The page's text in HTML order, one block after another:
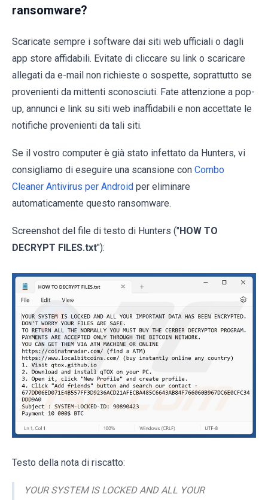
ransomware?
Scaricate sempre i software dai siti web ufficiali o dagli
app store affidabili. Evitate di cliccare su link o scaricare
allegati da e-mail non richieste o sospette, soprattutto se
provenienti da mittenti sconosciuti. Fate attenzione a pop-
up, annunci e link su siti web inaffidabili e non accettate le
notifiche provenienti da tali siti.
Se il vostro computer è già stato infettato da Hunters, vi
consigliamo di eseguire una scansione con Combo
Cleaner Antivirus per Android per eliminare
automaticamente questo ransomware.
Screenshot del file di testo di Hunters ("HOW TO
DECRYPT FILES.txt"):
Testo della nota di riscatto:
YOUR SYSTEM IS LOCKED AND ALL YOUR